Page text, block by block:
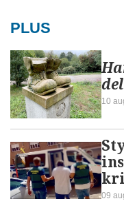
PLUS
10
09